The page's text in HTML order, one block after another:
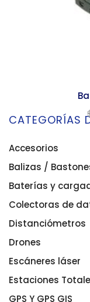
CATEGORÍAS
Accesorios
Balizas /
Bastones/balizas
Bípodes
Prismas
Baterías y
Baterías
Cargadores
Colectoras de
Distanciómetros
Drones
Escáneres láser
Estaciones
GPS Y GPS GIS